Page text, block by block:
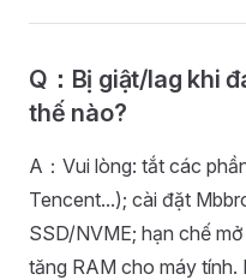
Q：Bị giật/lag khi
thế nào?
A：Vui lòng: tắt các
Tencent...); cài đặt
SSD/NVME; hạn chế
tăng RAM cho máy tính.